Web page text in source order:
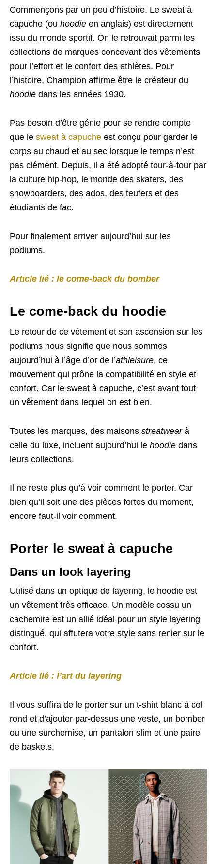
Commençons par un peu d’histoire. Le sweat à
capuche (ou hoodie en anglais) est directement
issu du monde sportif. On le retrouvait parmi les
collections de marques concevant des vêtements
pour l’effort et le confort des athlètes. Pour
l’histoire, Champion affirme être le créateur du
hoodie dans les années 1930.
Pas besoin d’être génie pour se rendre compte
que le sweat à capuche est conçu pour garder le
corps au chaud et au sec lorsque le temps n’est
pas clément. Depuis, il a été adopté tour-à-tour par
la culture hip-hop, le monde des skaters, des
snowboarders, des ados, des teufers et des
étudiants de fac.
Pour finalement arriver aujourd’hui sur les
podiums.
Article lié : le come-back du bomber
Le come-back du hoodie
Le retour de ce vêtement et son ascension sur les
podiums nous signifie que nous sommes
aujourd’hui à l’âge d’or de l’athleisure, ce
mouvement qui prône la compatibilité en style et
confort. Car le sweat à capuche, c’est avant tout
un vêtement dans lequel on est bien.
Toutes les marques, des maisons streatwearà
celle du luxe, incluent aujourd’hui le hoodie dans
leurs collections.
Il ne reste plus qu’à voir comment le porter. Car
bien qu’il soit une des pièces fortes du moment,
encore faut-il voir comment.
Porter le sweat à capuche
Dans un look layering
Utilisé dans un optique de layering, le hoodie est
un vêtement très efficace. Un modèle cossu un
cachemire est un allié idéal pour un style layering
distingué, qui affutera votre style sans renier sur le
confort.
Article lié : l’art du layering
Il vous suffira de le porter sur un t-shirt blanc à col
rond et d’ajouter par-dessus une veste, un bomber
ou une surchemise, un pantalon slim et une paire
de baskets.